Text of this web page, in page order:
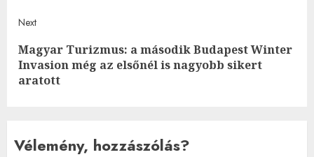
Next
Next
post:
Magyar Turizmus: a második Budapest Winter
Invasion még az elsőnél is nagyobb sikert
aratott
Vélemény, hozzászólás?